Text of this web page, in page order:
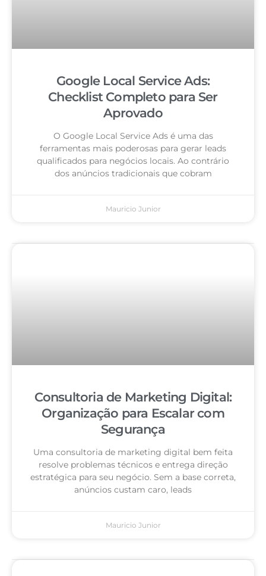
Google Local Service Ads:
Checklist Completo para Ser
Aprovado
O Google Local Service Ads é uma das
ferramentas mais poderosas para gerar leads
qualificados para negócios locais. Ao contrário
dos anúncios tradicionais que cobram
Mauricio Junior
Consultoria de Marketing Digital:
Organização para Escalar com
Segurança
Uma consultoria de marketing digital bem feita
resolve problemas técnicos e entrega direção
estratégica para seu negócio. Sem a base correta,
anúncios custam caro, leads
Mauricio Junior